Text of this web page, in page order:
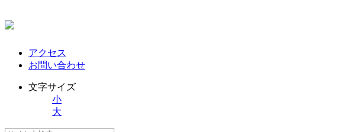
アクセス
お問い合わせ
文字サイズ
小
大